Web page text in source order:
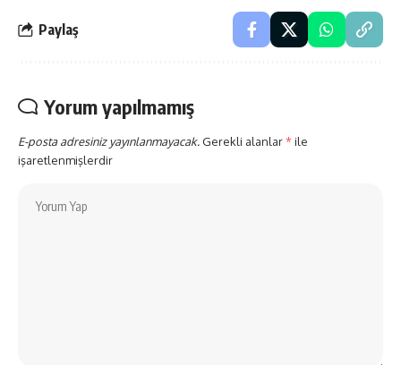
Paylaş
Yorum yapılmamış
E-posta adresiniz yayınlanmayacak. Gerekli alanlar*ile
işaretlenmişlerdir